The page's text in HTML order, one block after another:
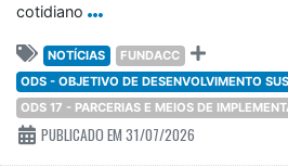
cotidiano
NOTÍCIAS
FUNDACC
ODS - OBJETIVO DE DESENVOLVIMENTO
ODS 17 - PARCERIAS E MEIOS DE
PUBLICADO EM 31/07/2026